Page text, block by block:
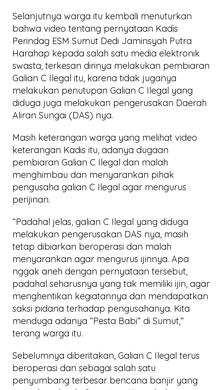
Selanjutnya warga itu kembali menuturkan
bahwa video tentang pernyataan Kadis
Perindag ESM Sumut Dedi Jaminsyah Putra
Harahap kepada salah satu media elektronik
swasta, terkesan dirinya melakukan pembiaran
Galian C Ilegal itu, karena tidak juganya
melakukan penutupan Galian C Ilegal yang
diduga juga melakukan pengerusakan Daerah
Aliran Sungai (DAS) nya.
Masih keterangan warga yang melihat video
keterangan Kadis itu, adanya dugaan
pembiaran Galian C Ilegal dan malah
menghimbau dan menyarankan pihak
pengusaha galian C Ilegal agar mengurus
perijinan.
“Padahal jelas, galian C Ilegal yang diduga
melakukan pengerusakan DAS nya, masih
tetap dibiarkan beroperasi dan malah
menyarankan agar mengurus ijinnya. Apa
nggak aneh dengan pernyataan tersebut,
padahal seharusnya yang tak memiliki ijin, agar
menghentikan kegiatannya dan mendapatkan
saksi pidana terhadap pengusahanya. Kita
menduga adanya “Pesta Babi” di Sumut,”
terang warga itu.
Sebelumnya diberitakan, Galian C Ilegal terus
beroperasi dan sebagai salah satu
penyumbang terbesar bencana banjir yang